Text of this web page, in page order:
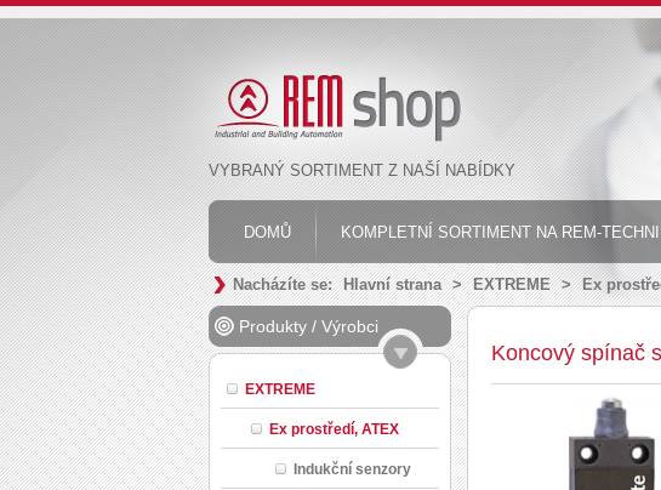
VYBRANÝ SORTIMENT Z NAŠÍ NABÍDKY
DOMŮ KOMPLETNÍ SORTIMENT NA REM-
Nacházíte se: Hlavní strana > EXTREME > Ex
Produkty / Výrobci
EXTREME
Ex prostředí, ATEX
Indukční senzory
Koncový spínač